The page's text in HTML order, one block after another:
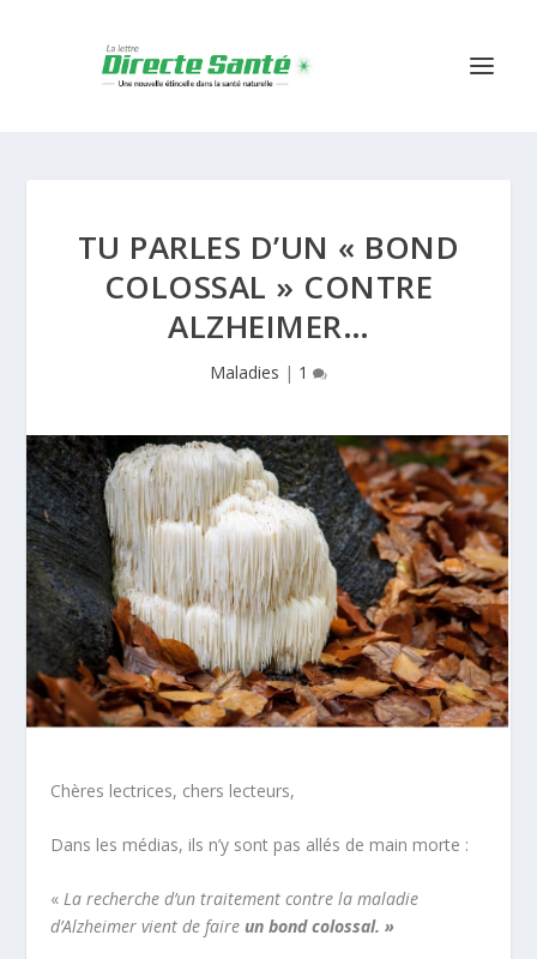
TU PARLES D’UN « BOND
COLOSSAL » CONTRE
ALZHEIMER…
Maladies | 1
Chères lectrices, chers lecteurs,
Dans les médias, ils n’y sont pas allés de main morte :
«La recherche d’un traitement contre la maladie
d’Alzheimer vient de faireun bond colossal. »